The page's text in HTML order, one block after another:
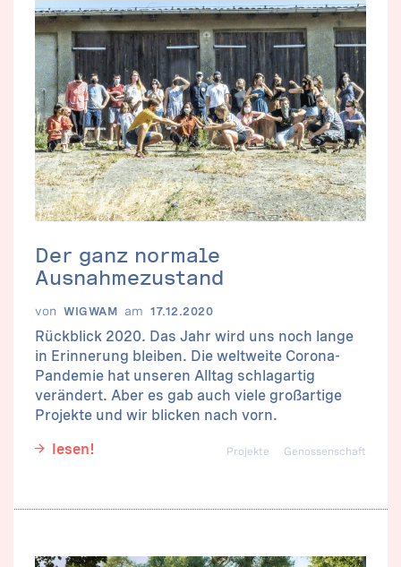
Der ganz normale
Ausnahmezustand
von WIGWAM am 17.12.2020
Rückblick 2020. Das Jahr wird uns noch lange
in Erinnerung bleiben. Die weltweite Corona-
Pandemie hat unseren Alltag schlagartig
verändert. Aber es gab auch viele großartige
Projekte und wir blicken nach vorn.
lesen!
Genossenschaft
Projekte